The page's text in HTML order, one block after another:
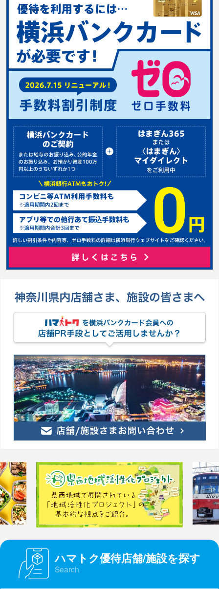
ハマトク優待店舗/施設を探す
Search